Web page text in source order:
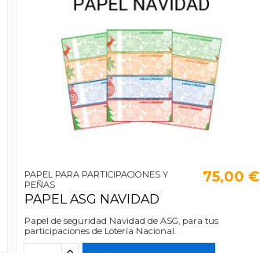
PAPEL PARA PARTICIPACIONES Y
PEÑAS
PAPEL ASG NAVIDAD
75,00 €
Papel de seguridad Navidad de ASG, para tus
participaciones de Lotería Nacional.